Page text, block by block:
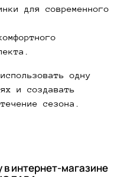
для современного
одну
и создавать
сезона.
интернет-магазине